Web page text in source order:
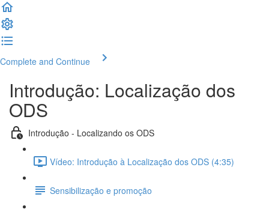
Complete and Continue
Introdução: Localização dos
ODS
Introdução - Localizando os ODS
Vídeo: Introdução à Localização dos ODS (4:35)
Sensibilização e promoção